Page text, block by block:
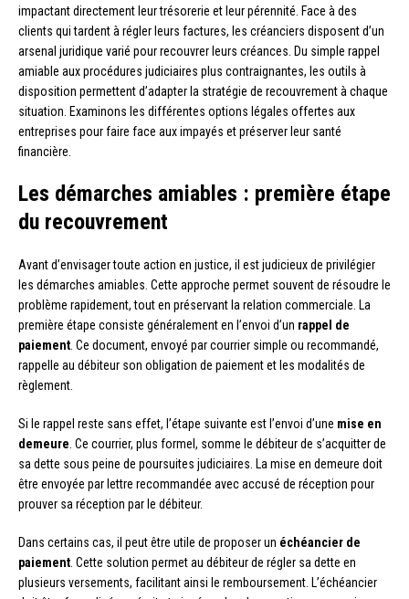
impactant directement leur trésorerie et leur pérennité. Face à des
clients qui tardent à régler leurs factures, les créanciers disposent d’un
arsenal juridique varié pour recouvrer leurs créances. Du simple rappel
amiable aux procédures judiciaires plus contraignantes, les outils à
disposition permettent d’adapter la stratégie de recouvrement à chaque
situation. Examinons les différentes options légales offertes aux
entreprises pour faire face aux impayés et préserver leur santé
financière.
Les démarches amiables : première étape
du recouvrement
Avant d’envisager toute action en justice, il est judicieux de privilégier
les démarches amiables. Cette approche permet souvent de résoudre le
problème rapidement, tout en préservant la relation commerciale. La
première étape consiste généralement en l’envoi d’un rappel de
paiement . Ce document, envoyé par courrier simple ou recommandé,
rappelle au débiteur son obligation de paiement et les modalités de
règlement.
Si le rappel reste sans effet, l’étape suivante est l’envoi d’une mise en
demeure . Ce courrier, plus formel, somme le débiteur de s’acquitter de
sa dette sous peine de poursuites judiciaires. La mise en demeure doit
être envoyée par lettre recommandée avec accusé de réception pour
prouver sa réception par le débiteur.
Dans certains cas, il peut être utile de proposer un échéancier de
paiement . Cette solution permet au débiteur de régler sa dette en
plusieurs versements, facilitant ainsi le remboursement. L’échéancier